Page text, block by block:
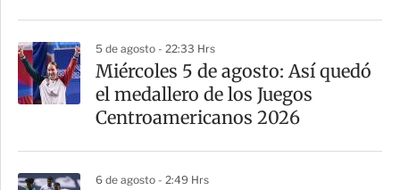
5 de agosto - 22:33 Hrs
Miércoles 5 de agosto: Así quedó
el medallero de los Juegos
Centroamericanos 2026
6 de agosto - 2:49 Hrs